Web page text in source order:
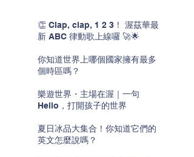
👏 Clap, clap, 1 2 3！ 渥茲華最
新 ABC 律動歌上線囉 🚀🌟
你知道世界上哪個國家擁有最多
個時區嗎？
樂遊世界・主場在渥｜一句
Hello，打開孩子的世界
夏日冰品大集合！你知道它們的
英文怎麼說嗎？